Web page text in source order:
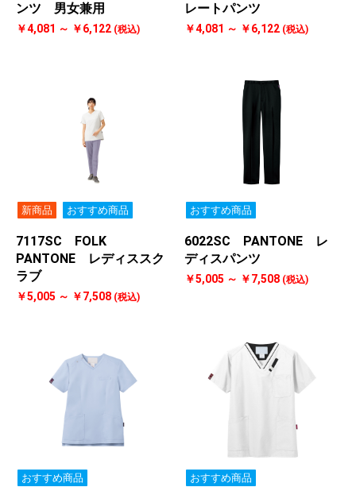
ンツ 男女兼用
￥4,081 ～ ￥6,122 (税込)
レートパンツ
￥4,081 ～ ￥6,122 (税込)
新商品 おすすめ商品
7117SC FOLK
PANTONE レディススク
ラブ
￥5,005 ～ ￥7,508 (税込)
おすすめ商品
6022SC PANTONE レ
ディスパンツ
￥5,005 ～ ￥7,508 (税込)
おすすめ商品 おすすめ商品